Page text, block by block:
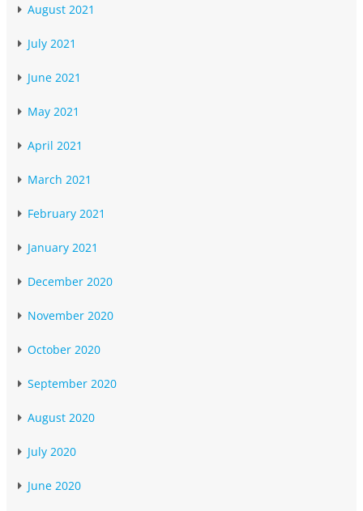
August 2021
July 2021
June 2021
May 2021
April 2021
March 2021
February 2021
January 2021
December 2020
November 2020
October 2020
September 2020
August 2020
July 2020
June 2020